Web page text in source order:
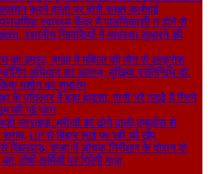
करने वालों पर होगी सख्त कार्रवाई
स्वास्थ्य केंद्र में जलनिकासी न होने से
स्थानीय निवासियों ने व्यवस्था सुधारने की
का हमला, बगहा में महिला की मौत से आक्रोश
अभियान का आगाज, मुखिया प्रतिनिधि डॉ.
मशीन का शुभारंभ
के पतिलार में बड़ा हादसा, पानी भरे गड्ढे में गिरने
की गई जान
स्ट्राइक: मरीजों को ढोने वाली एम्बुलेंस से
UP से बिहार लाई जा रही थी खेप
खिलवाड़: बगहा में औचक निरीक्षण के दौरान दो
दोषी कर्मियों पर गिरेगी गाज